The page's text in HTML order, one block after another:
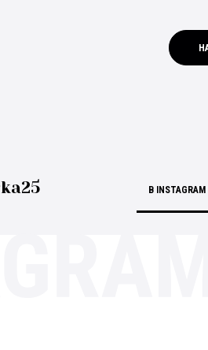
В INSTAGRAM